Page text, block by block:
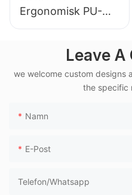
Ergonomisk PU-
väntstol för
aluminiumram för
användning i
höghastighetstågte
Leave A
we welcome custom designs
the specific
Namn
E-Post
Telefon/whatsapp